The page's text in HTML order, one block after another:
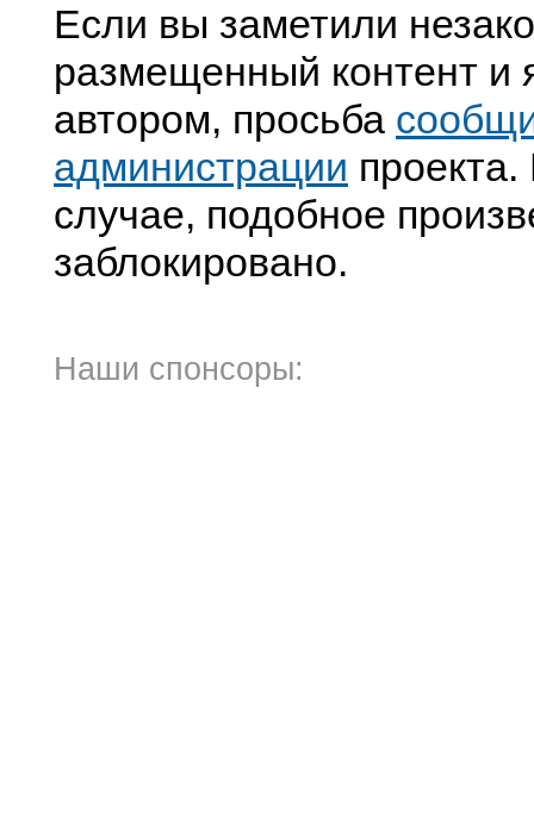
Если вы заметили
размещенный контент и
автором, просьба
администрации
случае, подобное
заблокировано.
Наши спонсоры: